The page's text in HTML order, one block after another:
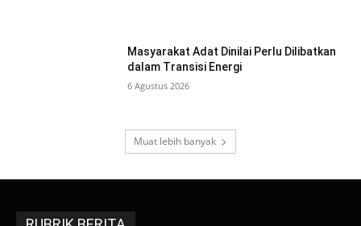
Masyarakat Adat Dinilai Perlu Dilibatkan
dalam Transisi Energi
6 Agustus 2026
Muat lebih banyak